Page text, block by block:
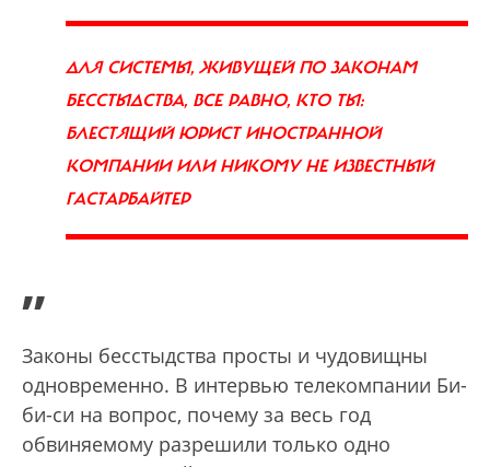
ДЛЯ СИСТЕМЫ, ЖИВУЩЕЙ ПО ЗАКОНАМ
БЕССТЫДСТВА, ВСЕ РАВНО, КТО ТЫ:
БЛЕСТЯЩИЙ ЮРИСТ ИНОСТРАННОЙ
КОМПАНИИ ИЛИ НИКОМУ НЕ ИЗВЕСТНЫЙ
ГАСТАРБАЙТЕР
”
Законы бесстыдства просты и чудовищны
одновременно. В интервью телекомпании Би-
би-си на вопрос, почему за весь год
обвиняемому разрешили только одно